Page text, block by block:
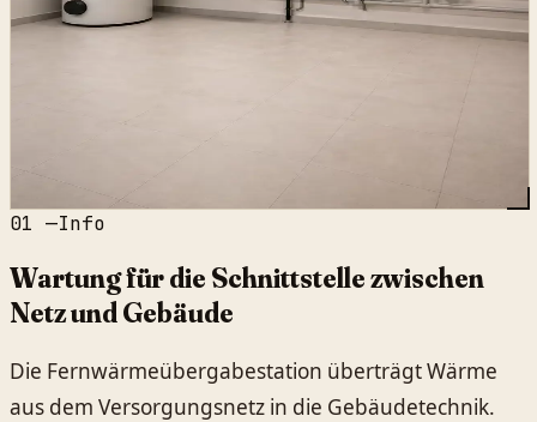
01 —Info
Wartung für die Schnittstelle zwischen
Netz und Gebäude
Die Fernwärmeübergabestation überträgt Wärme
aus dem Versorgungsnetz in die Gebäudetechnik.